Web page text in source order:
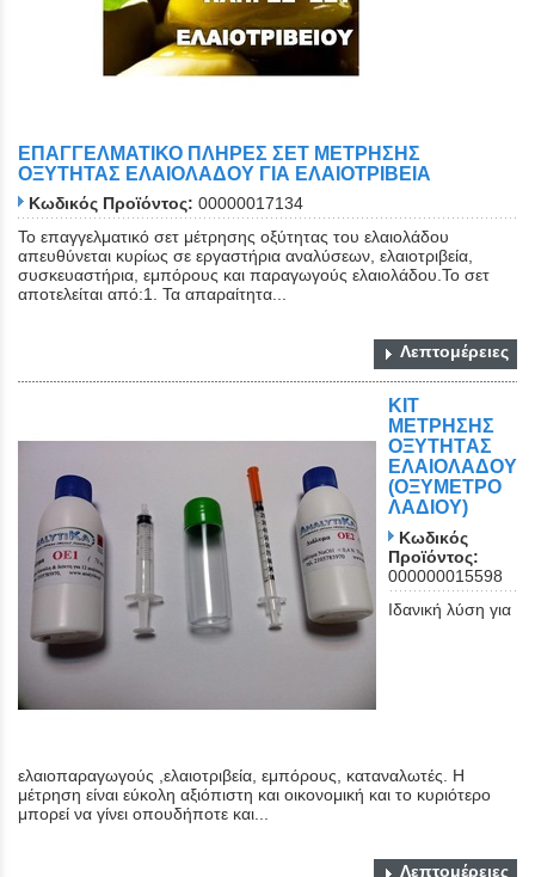
ΕΠΑΓΓΕΛΜΑΤΙΚΟ ΠΛΗΡΕΣ ΣΕΤ ΜΕΤΡΗΣΗΣ
ΟΞΥΤΗΤΑΣ ΕΛΑΙΟΛΑΔΟΥ ΓΙΑ ΕΛΑΙΟΤΡΙΒΕΙΑ
Κωδικός Προϊόντος: 00000017134
Το επαγγελματικό σετ μέτρησης οξύτητας του ελαιολάδου
απευθύνεται κυρίως σε εργαστήρια αναλύσεων, ελαιοτριβεία,
συσκευαστήρια, εμπόρους και παραγωγούς ελαιολάδου.Το σετ
αποτελείται από:1. Τα απαραίτητα...
Λεπτομέρειες
ΚΙΤ
ΜΕΤΡΗΣΗΣ
ΟΞΥΤΗΤAΣ
ΕΛΑΙΟΛΑΔΟΥ
(ΟΞΥΜΕΤΡΟ
ΛΑΔΙΟΥ)
Κωδικός
Προϊόντος:
000000015598
Ιδανική λύση για
ελαιοπαραγωγούς ,ελαιοτριβεία, εμπόρους, καταναλωτές. Η
μέτρηση είναι εύκολη αξιόπιστη και οικονομική και το κυριότερο
μπορεί να γίνει οπουδήποτε και...
Λεπτομέρειες